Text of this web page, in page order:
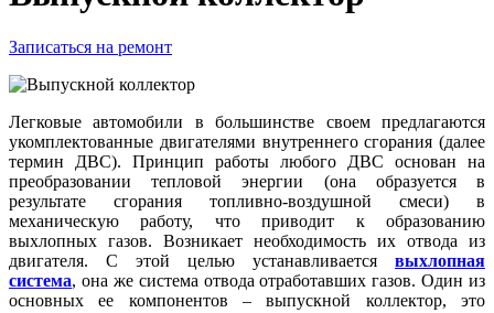
Записаться на ремонт
Легковые автомобили в большинстве своем предлагаются
укомплектованные двигателями внутреннего сгорания (далее
термин ДВС). Принцип работы любого ДВС основан на
преобразовании тепловой энергии (она образуется в
результате сгорания топливно-воздушной смеси) в
механическую работу, что приводит к образованию
выхлопных газов. Возникает необходимость их отвода из
двигателя. С этой целью устанавливается выхлопная
система, она же система отвода отработавших газов. Один из
основных ее компонентов – выпускной коллектор, это